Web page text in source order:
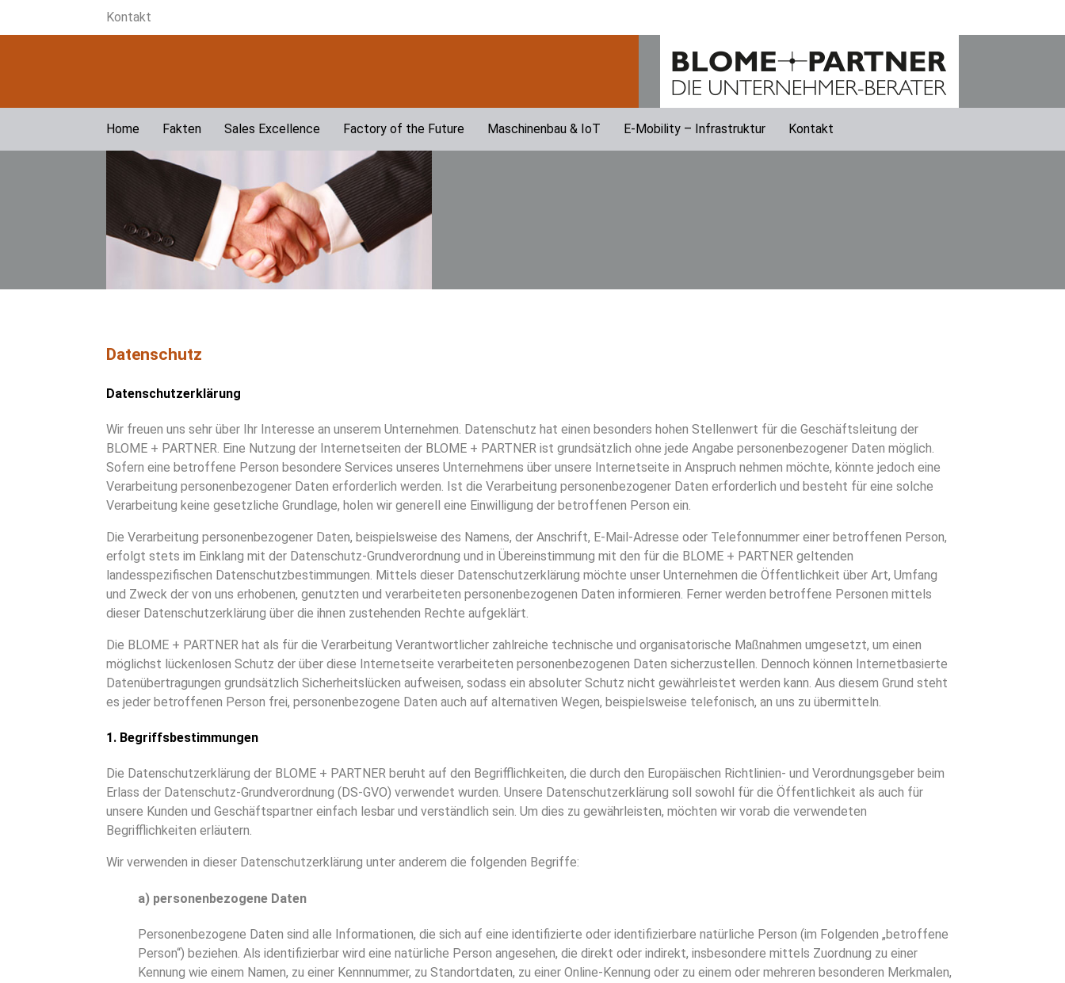
Kontakt
Home Fakten Sales Excellence Factory of the Future Maschinenbau & IoT E-Mobility – Infrastruktur Kontakt
Datenschutz
Datenschutzerklärung
Wir freuen uns sehr über Ihr Interesse an unserem Unternehmen. Datenschutz hat einen besonders hohen Stellenwert für die Geschäftsleitung der
BLOME + PARTNER. Eine Nutzung der Internetseiten der BLOME + PARTNER ist grundsätzlich ohne jede Angabe personenbezogener Daten möglich.
Sofern eine betroffene Person besondere Services unseres Unternehmens über unsere Internetseite in Anspruch nehmen möchte, könnte jedoch eine
Verarbeitung personenbezogener Daten erforderlich werden. Ist die Verarbeitung personenbezogener Daten erforderlich und besteht für eine solche
Verarbeitung keine gesetzliche Grundlage, holen wir generell eine Einwilligung der betroffenen Person ein.
Die Verarbeitung personenbezogener Daten, beispielsweise des Namens, der Anschrift, E-Mail-Adresse oder Telefonnummer einer betroffenen Person,
erfolgt stets im Einklang mit der Datenschutz-Grundverordnung und in Übereinstimmung mit den für die BLOME + PARTNER geltenden
landesspezifischen Datenschutzbestimmungen. Mittels dieser Datenschutzerklärung möchte unser Unternehmen die Öffentlichkeit über Art, Umfang
und Zweck der von uns erhobenen, genutzten und verarbeiteten personenbezogenen Daten informieren. Ferner werden betroffene Personen mittels
dieser Datenschutzerklärung über die ihnen zustehenden Rechte aufgeklärt.
Die BLOME + PARTNER hat als für die Verarbeitung Verantwortlicher zahlreiche technische und organisatorische Maßnahmen umgesetzt, um einen
möglichst lückenlosen Schutz der über diese Internetseite verarbeiteten personenbezogenen Daten sicherzustellen. Dennoch können Internetbasierte
Datenübertragungen grundsätzlich Sicherheitslücken aufweisen, sodass ein absoluter Schutz nicht gewährleistet werden kann. Aus diesem Grund steht
es jeder betroffenen Person frei, personenbezogene Daten auch auf alternativen Wegen, beispielsweise telefonisch, an uns zu übermitteln.
1. Begriffsbestimmungen
Die Datenschutzerklärung der BLOME + PARTNER beruht auf den Begrifflichkeiten, die durch den Europäischen Richtlinien- und Verordnungsgeber beim
Erlass der Datenschutz-Grundverordnung (DS-GVO) verwendet wurden. Unsere Datenschutzerklärung soll sowohl für die Öffentlichkeit als auch für
unsere Kunden und Geschäftspartner einfach lesbar und verständlich sein. Um dies zu gewährleisten, möchten wir vorab die verwendeten
Begrifflichkeiten erläutern.
Wir verwenden in dieser Datenschutzerklärung unter anderem die folgenden Begriffe:
a) personenbezogene Daten
Personenbezogene Daten sind alle Informationen, die sich auf eine identifizierte oder identifizierbare natürliche Person (im Folgenden „betroffene
Person“) beziehen. Als identifizierbar wird eine natürliche Person angesehen, die direkt oder indirekt, insbesondere mittels Zuordnung zu einer
Kennung wie einem Namen, zu einer Kennnummer, zu Standortdaten, zu einer Online-Kennung oder zu einem oder mehreren besonderen Merkmalen,